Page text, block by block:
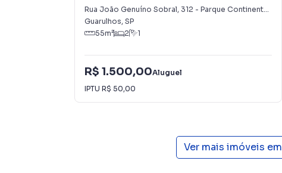
Continental II
Rua João Genuíno Sobral, 312 - Parque Continental II
Guarulhos, SP
55m² 2 1
R$ 1.500,00Aluguel
IPTU R$ 50,00
Ver mais imóveis em